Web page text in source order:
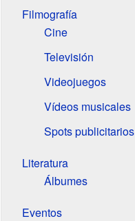
Filmografía
Cine
Televisión
Videojuegos
Vídeos musicales
Spots publicitarios
Literatura
Álbumes
Eventos